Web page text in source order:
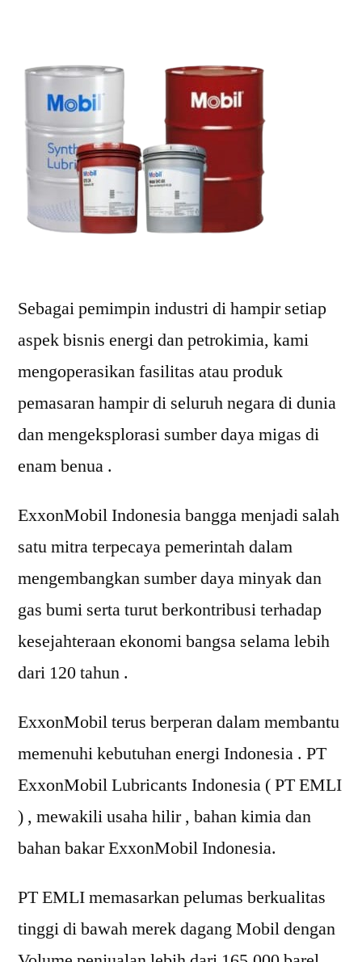
Sebagai pemimpin industri di hampir setiap
aspek bisnis energi dan petrokimia, kami
mengoperasikan fasilitas atau produk
pemasaran hampir di seluruh negara di dunia
dan mengeksplorasi sumber daya migas di
enam benua .
ExxonMobil Indonesia bangga menjadi salah
satu mitra terpecaya pemerintah dalam
mengembangkan sumber daya minyak dan
gas bumi serta turut berkontribusi terhadap
kesejahteraan ekonomi bangsa selama lebih
dari 120 tahun .
ExxonMobil terus berperan dalam membantu
memenuhi kebutuhan energi Indonesia . PT
ExxonMobil Lubricants Indonesia ( PT EMLI
) , mewakili usaha hilir , bahan kimia dan
bahan bakar ExxonMobil Indonesia.
PT EMLI memasarkan pelumas berkualitas
tinggi di bawah merek dagang Mobil dengan